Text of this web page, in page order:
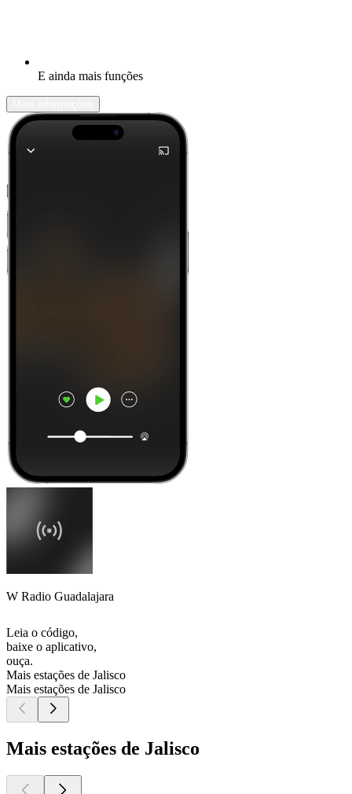
E ainda mais funções
W Radio Guadalajara
Leia o código,
baixe o aplicativo,
ouça.
Mais estações de Jalisco
Mais estações de Jalisco
Mais estações de Jalisco